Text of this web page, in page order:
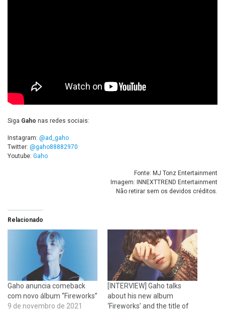
Siga Gaho nas redes sociais:
Instagram: @ad_gaho
Twitter: @gaho88882970
Youtube: Gaho
Fonte: MJ Tonz Entertainment
Imagem: INNEXTTREND Entertainment
Não retirar sem os devidos créditos.
Relacionado
Gaho anuncia comeback
com novo álbum “Fireworks”
9 de novembro de 2021
[INTERVIEW] Gaho talks
about his new album
‘Fireworks’ and the title of